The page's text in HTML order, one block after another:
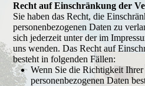
Recht auf Einschränkung der
Sie haben das Recht, die
personenbezogenen Daten zu
sich jederzeit unter der im
uns wenden. Das Recht auf
besteht in folgenden Fällen:
Wenn Sie die Richtigkeit Ihrer
personenbezogenen Daten